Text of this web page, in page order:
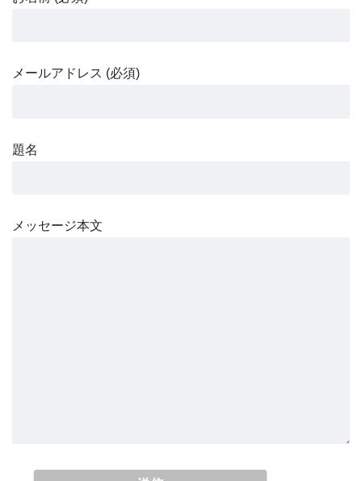
メールアドレス (必須)
題名
メッセージ本文